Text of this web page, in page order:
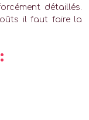
détaillés.
il faut faire la